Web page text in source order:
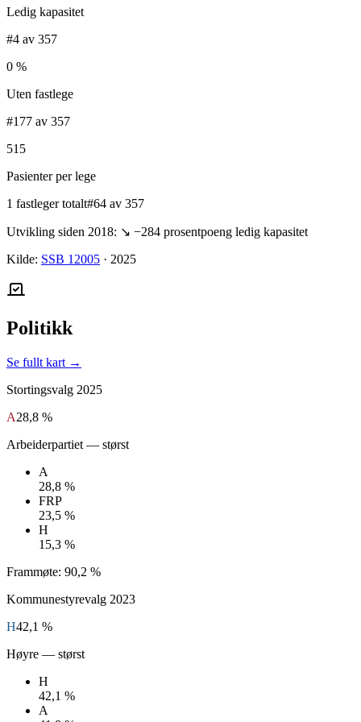
Ledig kapasitet
#4 av 357
0 %
Uten fastlege
#177 av 357
515
Pasienter per lege
1 fastleger totalt#64 av 357
Utvikling siden 2018: ↘ −284 prosentpoeng ledig kapasitet
Kilde: SSB 12005 · 2025
Politikk
Se fullt kart →
Stortingsvalg 2025
A28,8 %
Arbeiderpartiet — størst
A
28,8 %
FRP
23,5 %
H
15,3 %
Frammøte: 90,2 %
Kommunestyrevalg 2023
H42,1 %
Høyre — størst
H
42,1 %
A